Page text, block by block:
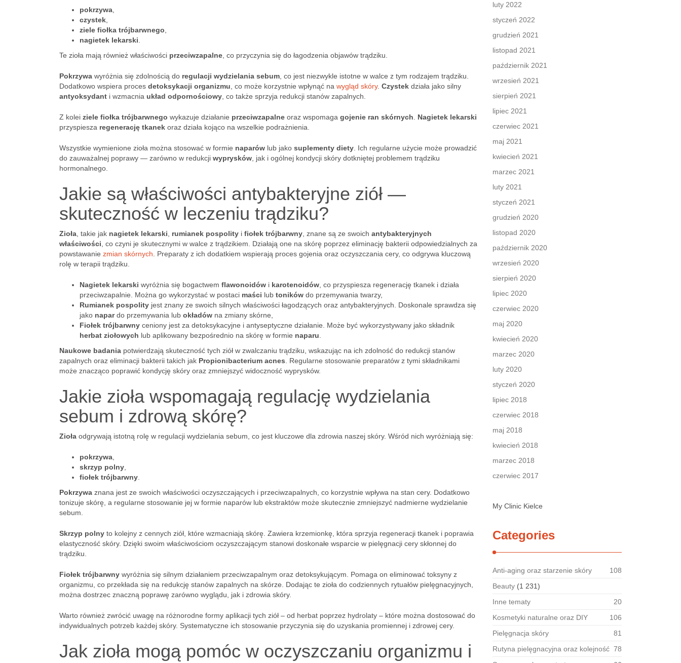
pokrzywa
czystek
ziele fiołka trójbarwnego
nagietek lekarski
Te zioła mają również właściwości przeciwzapalne , co przyczynia się do łagodzenia objawów trądziku.
Pokrzywa wyróżnia się zdolnością do regulacji wydzielania sebum , co jest niezwykle istotne w walce z tym rodzajem trądziku.
Dodatkowo wspiera proces detoksykacji organizmu , co może korzystnie wpłynąć na wygląd skóry. Czystek działa jako silny
antyoksydant i wzmacnia układ odpornościowy , co także sprzyja redukcji stanów zapalnych.
Z kolei ziele fiołka trójbarwnego wykazuje działanie przeciwzapalne oraz wspomaga gojenie ran skórnych
Nagietek lekarski
przyspiesza regenerację tkanek oraz działa kojąco na wszelkie podrażnienia.
Wszystkie wymienione zioła można stosować w formie naparów lub jako suplementy diety . Ich regularne użycie może prowadzić
do zauważalnej poprawy — zarówno w redukcji wyprysków , jak i ogólnej kondycji skóry dotkniętej problemem trądziku
hormonalnego.
Jakie są właściwości antybakteryjne ziół —
skuteczność w leczeniu trądziku?
Zioła , takie jak nagietek lekarski rumianek pospolity i fiołek trójbarwny , znane są ze swoich antybakteryjnych
właściwości , co czyni je skutecznymi w walce z trądzikiem. Działają one na skórę poprzez eliminację bakterii odpowiedzialnych za
powstawanie zmian skórnych . Preparaty z ich dodatkiem wspierają proces gojenia oraz oczyszczania cery, co odgrywa kluczową
rolę w terapii trądziku.
Nagietek lekarski wyróżnia się bogactwem flawonoidów i karotenoidów , co przyspiesza regenerację tkanek i działa
przeciwzapalnie. Można go wykorzystać w postaci maści lub toników do przemywania twarzy,
Rumianek pospolity jest znany ze swoich silnych właściwości łagodzących oraz antybakteryjnych. Doskonale sprawdza się
jako napardo przemywania lub okładów na zmiany skórne,
Fiołek trójbarwny ceniony jest za detoksykacyjne i antyseptyczne działanie. Może być wykorzystywany jako składnik
herbat ziołowych lub aplikowany bezpośrednio na skórę w formie naparu
Naukowe badania potwierdzają skuteczność tych ziół w zwalczaniu trądziku, wskazując na ich zdolność do redukcji stanów
zapalnych oraz eliminacji bakterii takich jak Propionibacterium acnes . Regularne stosowanie preparatów z tymi składnikami
może znacząco poprawić kondycję skóry oraz zmniejszyć widoczność wyprysków.
Jakie zioła wspomagają regulację wydzielania
sebum i zdrową skórę?
Zioła odgrywają istotną rolę w regulacji wydzielania sebum, co jest kluczowe dla zdrowia naszej skóry. Wśród nich wyróżniają się:
pokrzywa
skrzyp polny
fiołek trójbarwny
Pokrzywa znana jest ze swoich właściwości oczyszczających i przeciwzapalnych, co korzystnie wpływa na stan cery. Dodatkowo
tonizuje skórę, a regularne stosowanie jej w formie naparów lub ekstraktów może skutecznie zmniejszyć nadmierne wydzielanie
sebum.
Skrzyp polny to kolejny z cennych ziół, które wzmacniają skórę. Zawiera krzemionkę, która sprzyja regeneracji tkanek i poprawia
elastyczność skóry. Dzięki swoim właściwościom oczyszczającym stanowi doskonałe wsparcie w pielęgnacji cery skłonnej do
trądziku.
Fiołek trójbarwny wyróżnia się silnym działaniem przeciwzapalnym oraz detoksykującym. Pomaga on eliminować toksyny z
organizmu, co przekłada się na redukcję stanów zapalnych na skórze. Dodając te zioła do codziennych rytuałów pielęgnacyjnych,
można dostrzec znaczną poprawę zarówno wyglądu, jak i zdrowia skóry.
Warto również zwrócić uwagę na różnorodne formy aplikacji tych ziół – od herbat poprzez hydrolaty – które można dostosować do
indywidualnych potrzeb każdej skóry. Systematyczne ich stosowanie przyczynia się do uzyskania promiennej i zdrowej cery.
Jak zioła mogą pomóc w oczyszczaniu organizmu i
luty 2022
styczeń 2022
grudzień 2021
listopad 2021
październik 2021
wrzesień 2021
sierpień 2021
lipiec 2021
czerwiec 2021
maj 2021
kwiecień 2021
marzec 2021
luty 2021
styczeń 2021
grudzień 2020
listopad 2020
październik 2020
wrzesień 2020
sierpień 2020
lipiec 2020
czerwiec 2020
maj 2020
kwiecień 2020
marzec 2020
luty 2020
styczeń 2020
lipiec 2018
czerwiec 2018
maj 2018
kwiecień 2018
marzec 2018
czerwiec 2017
My Clinic Kielce
Categories
Anti-aging oraz starzenie skóry
108
Beauty (1 231)
Inne tematy
20
Kosmetyki naturalne oraz DIY
106
Pielęgnacja skóry
81
Rutyna pielęgnacyjna oraz kolejność 78